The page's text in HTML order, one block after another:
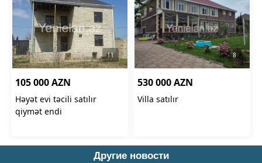
Другие новости